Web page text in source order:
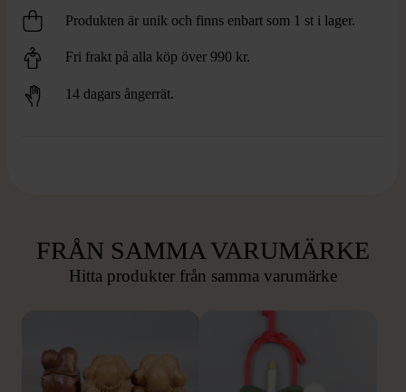
Produkten är unik och finns enbart som 1 st i lager.
Fri frakt på alla köp över 990 kr.
14 dagars ångerrät.
FRÅN SAMMA VARUMÄRKE
Hitta produkter från samma varumärke